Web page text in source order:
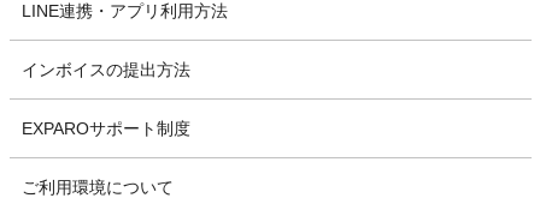
LINE連携・アプリ利用方法
インボイスの提出方法
EXPAROサポート制度
ご利用環境について